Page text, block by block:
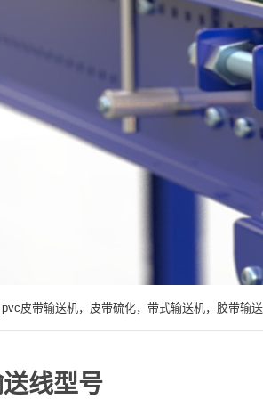
pvc皮带输送机，皮带硫化，带式输送机，胶带输
线型号